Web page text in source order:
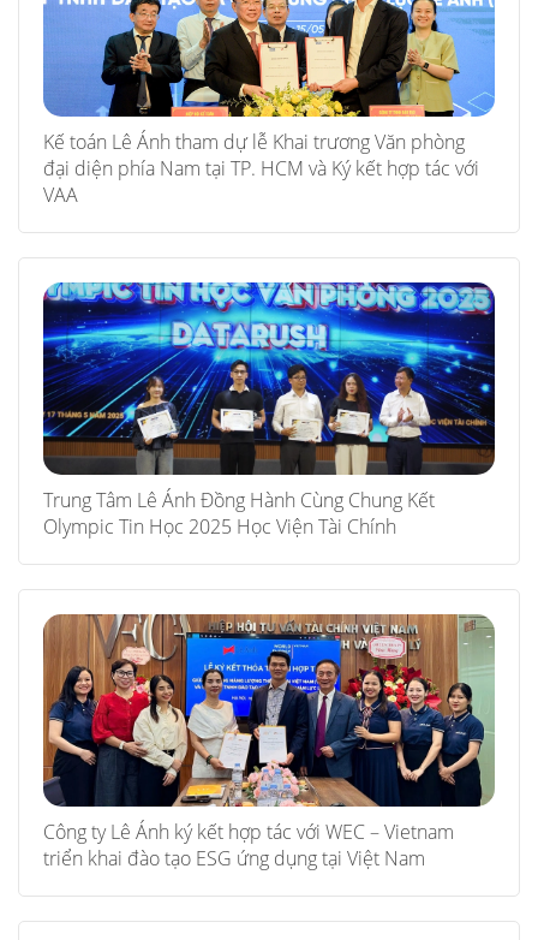
Kế toán Lê Ánh tham dự lễ Khai trương Văn phòng
đại diện phía Nam tại TP. HCM và Ký kết hợp tác với
VAA
Trung Tâm Lê Ánh Đồng Hành Cùng Chung Kết
Olympic Tin Học 2025 Học Viện Tài Chính
Công ty Lê Ánh ký kết hợp tác với WEC – Vietnam
triển khai đào tạo ESG ứng dụng tại Việt Nam